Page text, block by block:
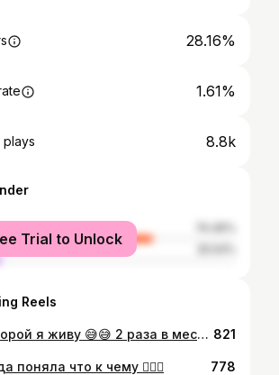
28.16%
1.61%
plays 8.8k
Trial to Unlock
Reels
Мысль с которой я живу 😅😅 2 раза в месяц точно Кому знакомо ?) 821
поняла что к чему 👌🏼😅 778